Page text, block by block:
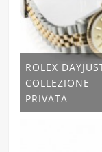
ROLEX
COLLEZIONE
PRIVATA